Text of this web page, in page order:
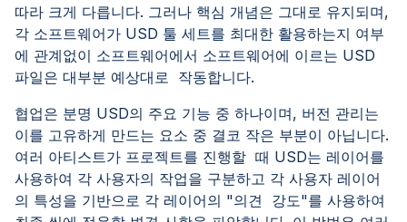
따라 크게 다릅니다. 그러나 핵심 개념은 그대로 유지되며,
각 소프트웨어가 USD 툴 세트를 최대한 활용하는지 여부
에 관계없이 소프트웨어에서 소프트웨어에 이르는 USD
파일은 대부분 예상대로 작동합니다.
협업은 분명 USD의 주요 기능 중 하나이며, 버전 관리는
이를 고유하게 만드는 요소 중 결코 작은 부분이 아닙니다.
여러 아티스트가 프로젝트를 진행할 때 USD는 레이어를
사용하여 각 사용자의 작업을 구분하고 각 사용자 레이어
의 특성을 기반으로 각 레이어의 "의견 강도"를 사용하여